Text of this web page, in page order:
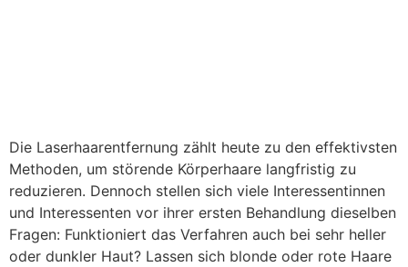
Die Laserhaarentfernung zählt heute zu den effektivsten
Methoden, um störende Körperhaare langfristig zu
reduzieren. Dennoch stellen sich viele Interessentinnen
und Interessenten vor ihrer ersten Behandlung dieselben
Fragen: Funktioniert das Verfahren auch bei sehr heller
oder dunkler Haut? Lassen sich blonde oder rote Haare